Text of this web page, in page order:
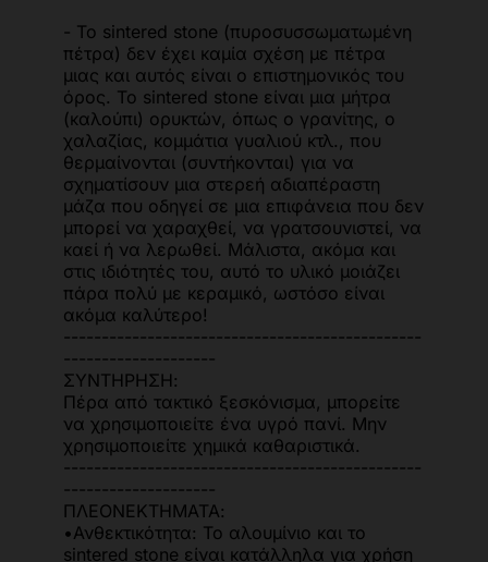
- Το sintered stone (πυροσυσσωματωμένη
πέτρα) δεν έχει καμία σχέση με πέτρα
μιας και αυτός είναι ο επιστημονικός του
όρος. Το sintered stone είναι μια μήτρα
(καλούπι) ορυκτών, όπως ο γρανίτης, ο
χαλαζίας, κομμάτια γυαλιού κτλ., που
θερμαίνονται (συντήκονται) για να
σχηματίσουν μια στερεή αδιαπέραστη
μάζα που οδηγεί σε μια επιφάνεια που δεν
μπορεί να χαραχθεί, να γρατσουνιστεί, να
καεί ή να λερωθεί. Μάλιστα, ακόμα και
στις ιδιότητές του, αυτό το υλικό μοιάζει
πάρα πολύ με κεραμικό, ωστόσο είναι
ακόμα καλύτερο!
-----------------------------------------------
--------------------
ΣΥΝΤΗΡΗΣΗ:
Πέρα από τακτικό ξεσκόνισμα, μπορείτε
να χρησιμοποιείτε ένα υγρό πανί. Μην
χρησιμοποιείτε χημικά καθαριστικά.
-----------------------------------------------
--------------------
ΠΛΕΟΝΕΚΤΗΜΑΤΑ:
•Ανθεκτικότητα: Το αλουμίνιο και το
sintered stone είναι κατάλληλα για χρήση